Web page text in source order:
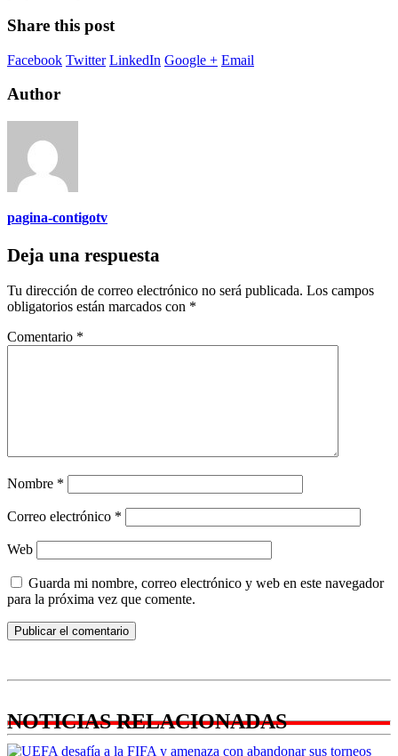
Share this post
Facebook Twitter LinkedIn Google + Email
Author
pagina-contigotv
Deja una respuesta
Tu dirección de correo electrónico no será publicada. Los campos
obligatorios están marcados con *
Comentario *
Nombre *
Correo electrónico *
Web
Guarda mi nombre, correo electrónico y web en este navegador
para la próxima vez que comente.
NOTICIAS RELACIONADAS